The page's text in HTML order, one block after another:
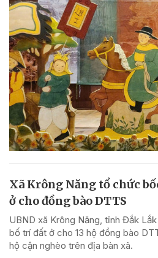
Xã Krông Năng tổ chức
ở cho đồng bào DTTS
UBND xã Krông Năng, tỉnh Đắk
bố trí đất ở cho 13 hộ đồng bào
hộ cận nghèo trên địa bàn xã.